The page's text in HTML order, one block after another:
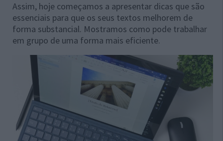
Assim, hoje começamos a apresentar dicas que são
essenciais para que os seus textos melhorem de
forma substancial. Mostramos como pode trabalhar
em grupo de uma forma mais eficiente.